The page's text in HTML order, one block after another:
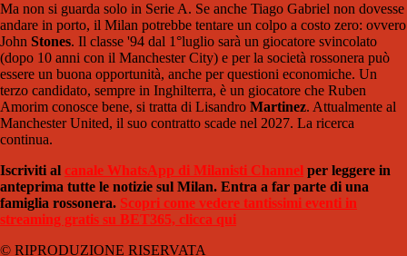
Ma non si guarda solo in Serie A. Se anche Tiago Gabriel non dovesse
andare in porto, il Milan potrebbe tentare un colpo a costo zero: ovvero
John Stones. Il classe '94 dal 1°luglio sarà un giocatore svincolato
(dopo 10 anni con il Manchester City) e per la società rossonera può
essere un buona opportunità, anche per questioni economiche. Un
terzo candidato, sempre in Inghilterra, è un giocatore che Ruben
Amorim conosce bene, si tratta di Lisandro Martinez. Attualmente al
Manchester United, il suo contratto scade nel 2027. La ricerca
continua.
Iscriviti al canale WhatsApp di Milanisti Channel per leggere in
anteprima tutte le notizie sul Milan. Entra a far parte di una
famiglia rossonera. Scopri come vedere tantissimi eventi in
streaming gratis su BET365, clicca qui
© RIPRODUZIONE RISERVATA